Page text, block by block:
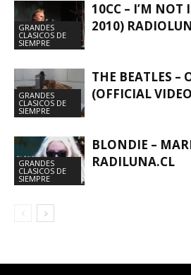
GRANDES
CLASICOS DE
SIEMPRE
10CC – I’M NOT
2010)
GRANDES
CLASICOS DE
SIEMPRE
THE BEATLES –
(OFFICIAL
GRANDES
CLASICOS DE
SIEMPRE
BLONDIE –
RADILUNA.CL